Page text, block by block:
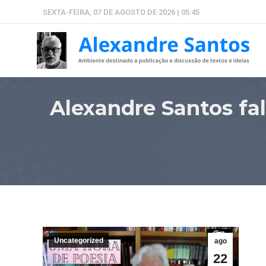
SEXTA-FEIRA, 07 DE AGOSTO DE 2026 | 05:45
Alexandre Santos
ago
22
Uncategorized